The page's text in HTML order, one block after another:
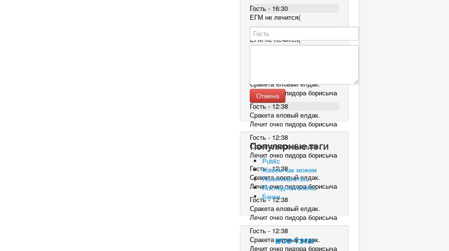
Гость - 16:30
ЕГМ не лечится(
Гость - 16:30
ЕГМ не лечится(
Сракета еловый елдак.
Лечит очко пидора борисыча
Гость - 12:38
Сракета еловый елдак.
Лечит очко пидора борисыча
Гость - 12:38
Сракета еловый елдак.
Лечит очко пидора борисыча
Гость - 12:38
Сракета еловый елдак.
Лечит очко пидора борисыча
Гость - 12:38
Сракета еловый елдак.
Лечит очко пидора борисыча
Гость - 12:38
Сракета еловый елдак.
Лечит очко пидора борисыча
Отмена
Популярные тэги
Public
Живем как можем
Политиканство
Последняя война
Банки
все тэги